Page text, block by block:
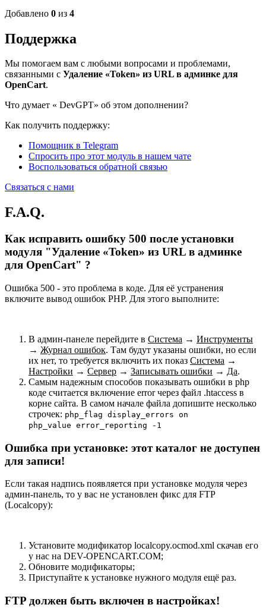
Добавлено 0 из 4
Поддержка
Мы помогаем вам с любыми вопросами и проблемами,
связанными с Удаление «‎Token» из URL в админке для
OpenCart.
Что думает « DevGPT» об этом дополнении?
Как получить поддержку:
Помощник в Telegram
Спросить про этот модуль в нашем чате
Воспользоваться обратной связью
Связаться с нами
F.A.Q.
Как исправить ошибку 500 после установки
модуля "Удаление «‎Token» из URL в админке
для OpenCart" ?
Ошибка 500 - это проблема в коде. Для её устранения
включите вывод ошибок PHP. Для этого выполните:
В админ-панеле перейдите в Система → Инструменты
→ Журнал ошибок. Там будут указаны ошибки, но если
их нет, то требуется включить их показ Система →
Настройки → Сервер → Записывать ошибки → Да.
Самым надежным способов показывать ошибки в php
коде считается включение error через файл .htaccess в
корне сайта. В самом начале файла допишите несколько
строчек: php_flag display_errors on
php_value error_reporting -1
Ошибка при установке: этот каталог не доступен
для записи!
Если такая надпись появляется при установке модуля через
админ-панель, то у вас не установлен фикс для FTP
(Localcopy):
Установите модификатор localcopy.ocmod.xml скачав его
у нас на DEV-OPENCART.COM;
Обновите модификаторы;
Приступайте к установке нужного модуля ещё раз.
FTP должен быть включен в настройках!